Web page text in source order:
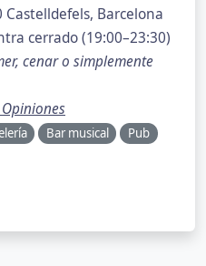
Castelldefels, Barcelona
cerrado (19:00–23:30)
cenar o simplemente
Bar musical
Pub